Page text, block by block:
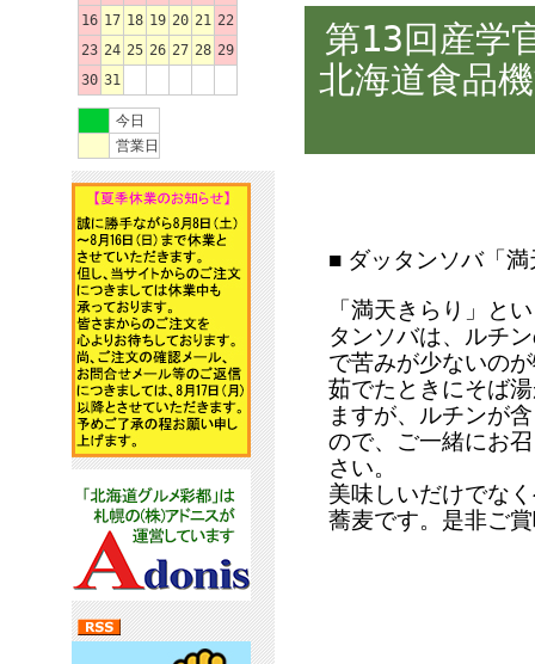
16 17 18 19 20 21 22
23 24 25 26 27 28 29
30 31
今日
営業日
第13回産
北海道食品
■ ダッタンソバ「
「満天きらり」と
タンソバは、ルチ
で苦みが少ないの
茹でたときにそば
ますが、ルチンが
ので、ご一緒にお
さい。
美味しいだけでな
蕎麦です。是非ご